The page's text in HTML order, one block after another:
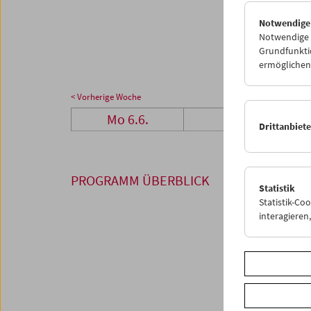
04
< Vorherige Woche
Mo 6.6.
PROGRAMM ÜBERBLICK
Notwendige
Statistik
Statistik-